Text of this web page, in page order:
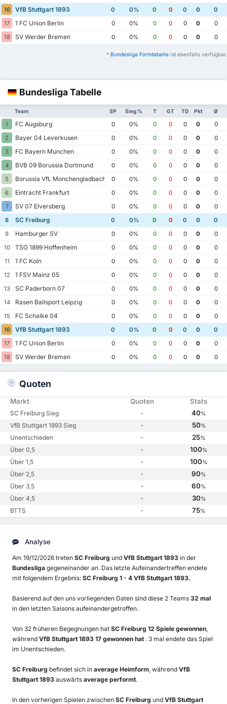
16
VfB Stuttgart 1893 0 0% 0 0 0 0
0
17
1 FC Union Berlin 0 0% 0 0 0 0
0
18
SV Werder Bremen 0 0% 0 0 0 0 0
* Bundesliga Formtabelle ist ebenfalls verfügbar.
Bundesliga Tabelle
Team SP Sieg % T GT TD Pkt Ø
1 FC Augsburg 0 0% 0 0 0 0
0
2
Bayer 04 Leverkusen 0 0% 0 0 0 0
0
3
FC Bayern Munchen 0 0% 0 0 0 0
0
4
BVB 09 Borussia Dortmund 0 0% 0 0 0 0
0
5
Borussia VfL Monchengladbach 0 0% 0 0 0 0
0
6
Eintracht Frankfurt 0 0% 0 0 0 0
0
7
SV 07 Elversberg 0 0% 0 0 0 0
0
8
SC Freiburg 0 0% 0 0 0 0
0
9
Hamburger SV 0 0% 0 0 0 0
0
10
TSG 1899 Hoffenheim 0 0% 0 0 0 0
0
11
1 FC Koln 0 0% 0 0 0 0
0
12
1 FSV Mainz 05 0 0% 0 0 0 0
0
13
SC Paderborn 07 0 0% 0 0 0 0
0
14
Rasen Ballsport Leipzig 0 0% 0 0 0 0
0
15
FC Schalke 04 0 0% 0 0 0 0
0
16
VfB Stuttgart 1893 0 0% 0 0 0 0
0
17
1 FC Union Berlin 0 0% 0 0 0 0
0
18
SV Werder Bremen 0 0% 0 0 0 0 0
Quoten
Markt Quoten Stats
SC Freiburg Sieg - 40%
VfB Stuttgart 1893 Sieg - 50%
Unentschieden - 25%
Über 0,5 - 100%
Über 1,5 - 100%
Über 2,5 - 90%
Über 3,5 - 60%
Über 4,5 - 30%
BTTS - 75%
Analyse
Am 19/12/2026 treten SC Freiburg und VfB Stuttgart 1893 in der
Bundesliga gegeneinander an. Das letzte Aufeinandertreffen endete
mit folgendem Ergebnis: SC Freiburg 1 - 4 VfB Stuttgart 1893.
Basierend auf den uns vorliegenden Daten sind diese 2 Teams 32 mal
in den letzten Saisons aufeinandergetroffen.
Von 32 früheren Begegnungen hat SC Freiburg 12 Spiele gewonnen
während VfB Stuttgart 1893 17 gewonnen hat . 3 mal endete das Spiel
im Unentschieden.
SC Freiburg befindet sich in average Heimform , während VfB
Stuttgart 1893 auswärts average performt.
In den vorherigen Spielen zwischen SC Freiburg und VfB Stuttgart